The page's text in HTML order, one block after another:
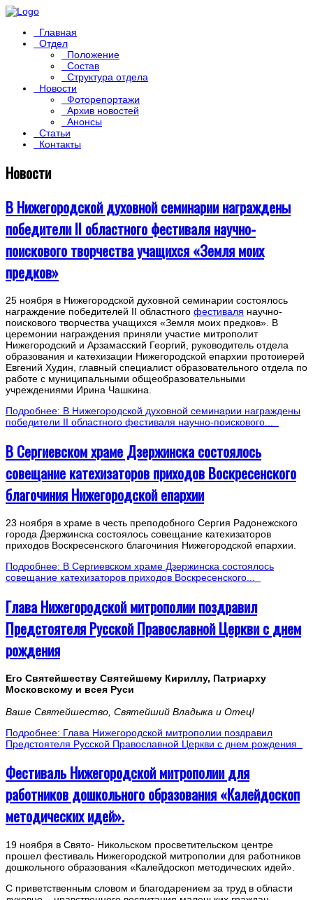
Главная
Отдел
Положение
Состав
Структура отдела
Новости
Фоторепортажи
Архив новостей
Анонсы
Статьи
Контакты
Новости
В Нижегородской духовной семинарии награждены
победители II областного фестиваля научно-
поискового творчества учащихся «Земля моих
предков»
25 ноября в Нижегородской духовной семинарии состоялось
награждение победителей II областного фестиваля научно-
поискового творчества учащихся «Земля моих предков». В
церемонии награждения приняли участие митрополит
Нижегородский и Арзамасский Георгий, руководитель отдела
образования и катехизации Нижегородской епархии протоиерей
Евгений Худин, главный специалист образовательного отдела по
работе с муниципальными общеобразовательными
учреждениями Ирина Чашкина.
Подробнее: В Нижегородской духовной семинарии награждены
победители II областного фестиваля научно-поискового...
В Сергиевском храме Дзержинска состоялось
совещание катехизаторов приходов Воскресенского
благочиния Нижегородской епархии
23 ноября в храме в честь преподобного Сергия Радонежского
города Дзержинска состоялось совещание катехизаторов
приходов Воскресенского благочиния Нижегородской епархии.
Подробнее: В Сергиевском храме Дзержинска состоялось
совещание катехизаторов приходов Воскресенского...
Глава Нижегородской митрополии поздравил
Предстоятеля Русской Православной Церкви с днем
рождения
Его Святейшеству Святейшему Кириллу, Патриарху
Московскому и всея Руси
Ваше Святейшество, Святейший Владыка и Отец!
Подробнее: Глава Нижегородской митрополии поздравил
Предстоятеля Русской Православной Церкви с днем рождения
Фестиваль Нижегородской митрополии для
работников дошкольного образования «Калейдоскоп
методических идей».
19 ноября в Свято- Никольском просветительском центре
прошел фестиваль Нижегородской митрополии для работников
дошкольного образования «Калейдоскоп методических идей».
С приветственным словом и благодарением за труд в области